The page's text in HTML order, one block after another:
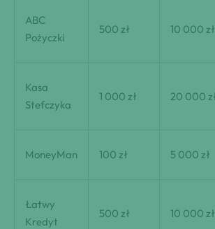
ABC
Pożyczki
500 zł 10 000 zł
Kasa
Stefczyka
1 000 zł 20 000
MoneyMan 100 zł 5 000 zł
Łatwy
Kredyt
500 zł 10 000 zł